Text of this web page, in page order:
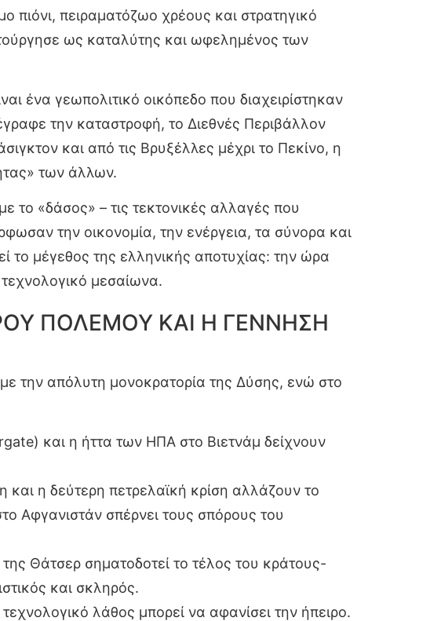
πιόνι, πειραματόζωο χρέους και στρατηγικό
ως καταλύτης και ωφελημένος των
ένα γεωπολιτικό οικόπεδο που διαχειρίστηκαν
την καταστροφή, το Διεθνές Περιβάλλον
και από τις Βρυξέλλες μέχρι το Πεκίνο, η
των άλλων.
το «δάσος» – τις τεκτονικές αλλαγές που
την οικονομία, την ενέργεια, τα σύνορα και
μέγεθος της ελληνικής αποτυχίας: την ώρα
μεσαίωνα.
ΠΟΛΕΜΟΥ ΚΑΙ Η ΓΕΝΝΗΣΗ
την απόλυτη μονοκρατορία της Δύσης, ενώ στο
και η ήττα των ΗΠΑ στο Βιετνάμ δείχνουν
και η δεύτερη πετρελαϊκή κρίση αλλάζουν το
Αφγανιστάν σπέρνει τους σπόρους του
Θάτσερ σηματοδοτεί το τέλος του κράτους-
και σκληρός.
λάθος μπορεί να αφανίσει την ήπειρο.